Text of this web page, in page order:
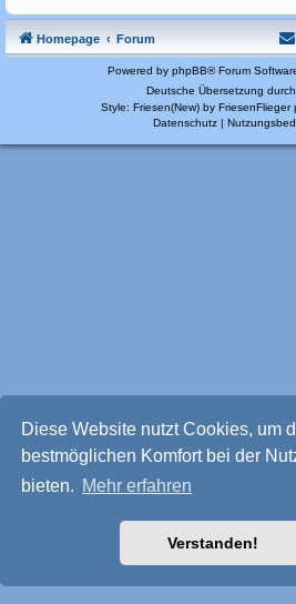
Diese Website nutzt Cookies, um
bestmöglichen Komfort bei der
bieten. Mehr erfahren
Verstanden!
Homepage Forum
Powered by phpBB® Forum
Deutsche Übersetzung durch
Style: Friesen(New) by FriesenFlieger
Datenschutz|